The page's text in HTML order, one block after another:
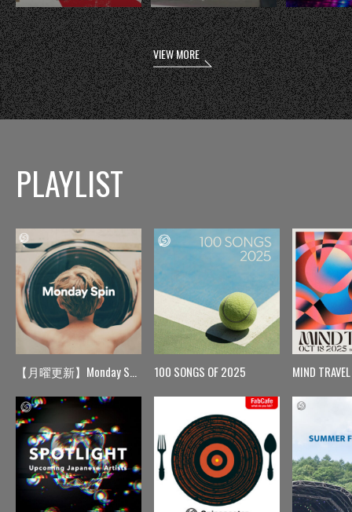
VIEW MORE
PLAYLIST
【月曜更新】Monday Spin 100 SONGS OF 2025 MIND TRAVEL